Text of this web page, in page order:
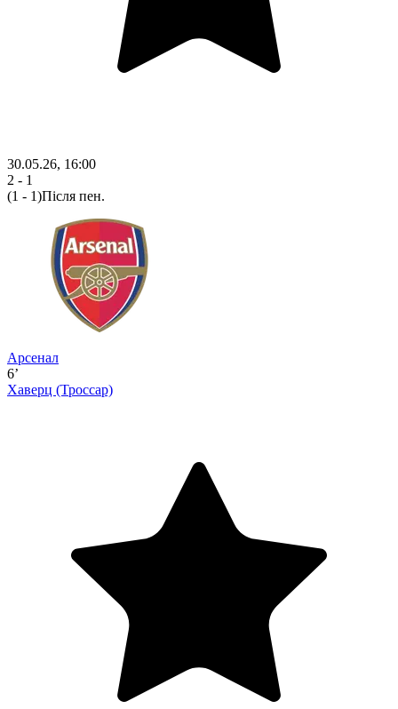
30.05.26, 16:00
2 - 1
(1 - 1)Після пен.
Арсенал
6’
Хаверц (Троссар)